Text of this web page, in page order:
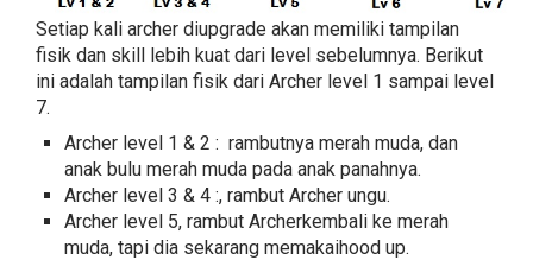
Setiap kali archer diupgrade akan memiliki tampilan
fisik dan skill lebih kuat dari level sebelumnya. Berikut
ini adalah tampilan fisik dari Archer level 1 sampai level
7.
Archer level 1 & 2 : rambutnya merah muda, dan
anak bulu merah muda pada anak panahnya.
Archer level 3 & 4 :, rambut Archer ungu.
Archer level 5, rambut Archerkembali ke merah
muda, tapi dia sekarang memakaihood up.